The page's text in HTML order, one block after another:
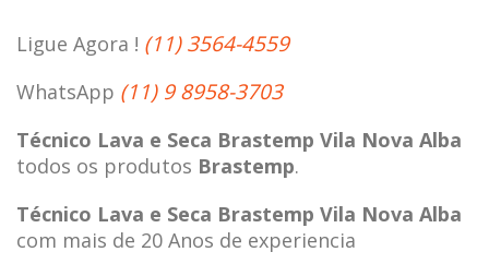
Ligue Agora ! (11) 3564-4559
WhatsApp (11) 9 8958-3703
Técnico Lava e Seca Brastemp Vila Nova Alba
todos os produtos Brastemp.
Técnico Lava e Seca Brastemp Vila Nova Alba
com mais de 20 Anos de experiencia